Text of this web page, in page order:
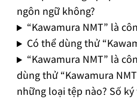
ngôn ngữ không?
“Kawamura NMT” là
Có thể dùng thử
“Kawamura NMT” là
dùng thử “Kawamura
những loại tệp nào? Số